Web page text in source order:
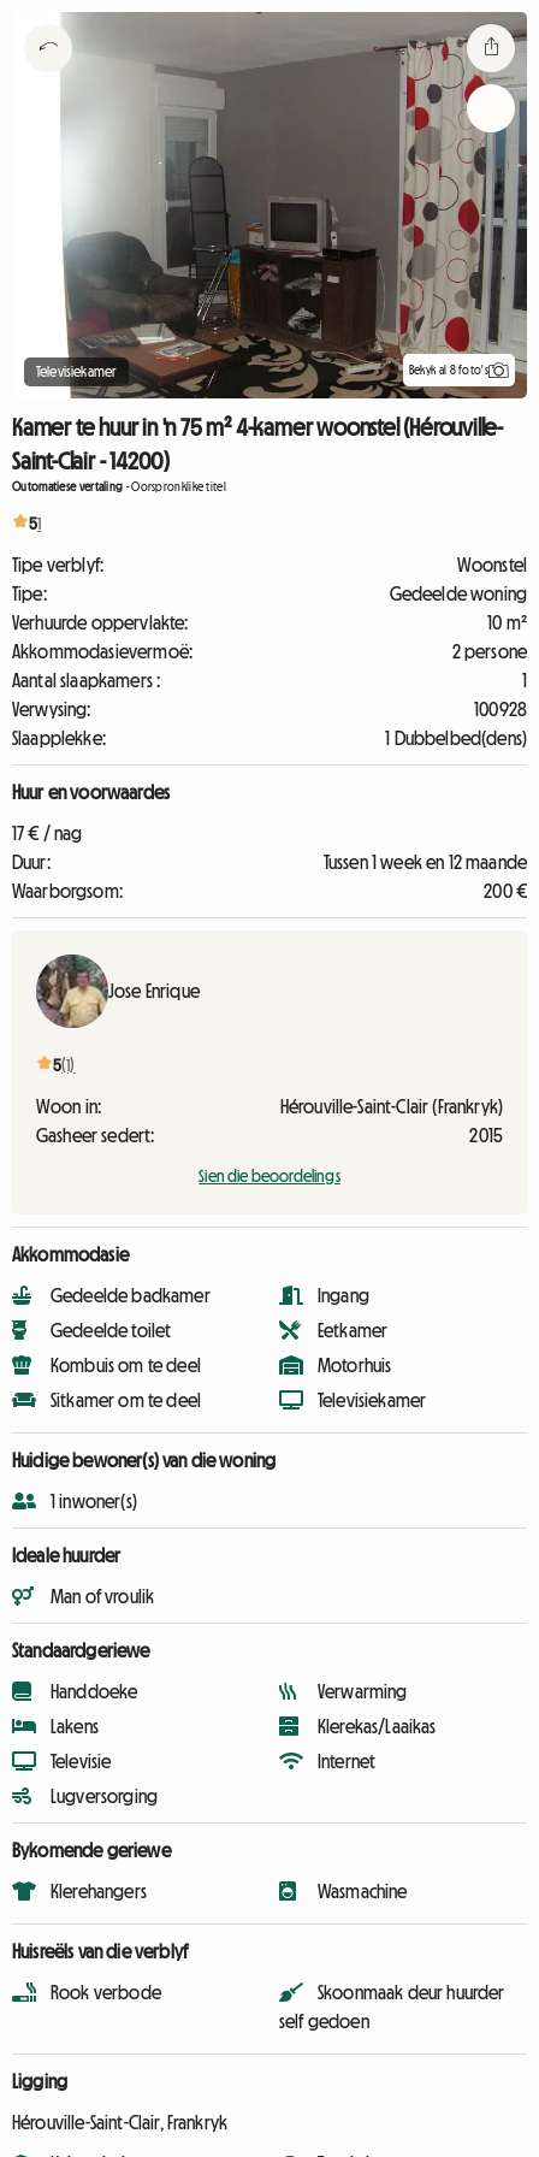
Televisiekamer Bekyk al 8 foto's
Kamer te huur in 'n 75 m² 4-kamer woonstel (Hérouville-
Saint-Clair - 14200)
Outomatiese vertaling -Oorspronklike titel
51
Tipe verblyf:
Woonstel
Tipe:
Gedeelde woning
Verhuurde oppervlakte:
10 m²
Akkommodasievermoë:
2 persone
Aantal slaapkamers :
1
Verwysing:
100928
Slaapplekke:
1 Dubbelbed(dens)
Huur en voorwaardes
17 € / nag
Duur:
Tussen 1 week en 12 maande
Waarborgsom:
200 €
Jose Enrique
5(1)
Woon in:
Hérouville-Saint-Clair (Frankryk)
Gasheer sedert:
2015
Sien die beoordelings
Akkommodasie
Gedeelde badkamer
Gedeelde toilet
Kombuis om te deel
Sitkamer om te deel
Ingang
Eetkamer
Motorhuis
Televisiekamer
Huidige bewoner(s) van die woning
1 inwoner(s)
Ideale huurder
Man of vroulik
Standaardgeriewe
Handdoeke
Lakens
Televisie
Lugversorging
Verwarming
Klerekas/Laaikas
Internet
Bykomende geriewe
Klerehangers Wasmachine
Huisreëls van die verblyf
Rook verbode
Skoonmaak deur huurder
self gedoen
Ligging
Hérouville-Saint-Clair, Frankryk